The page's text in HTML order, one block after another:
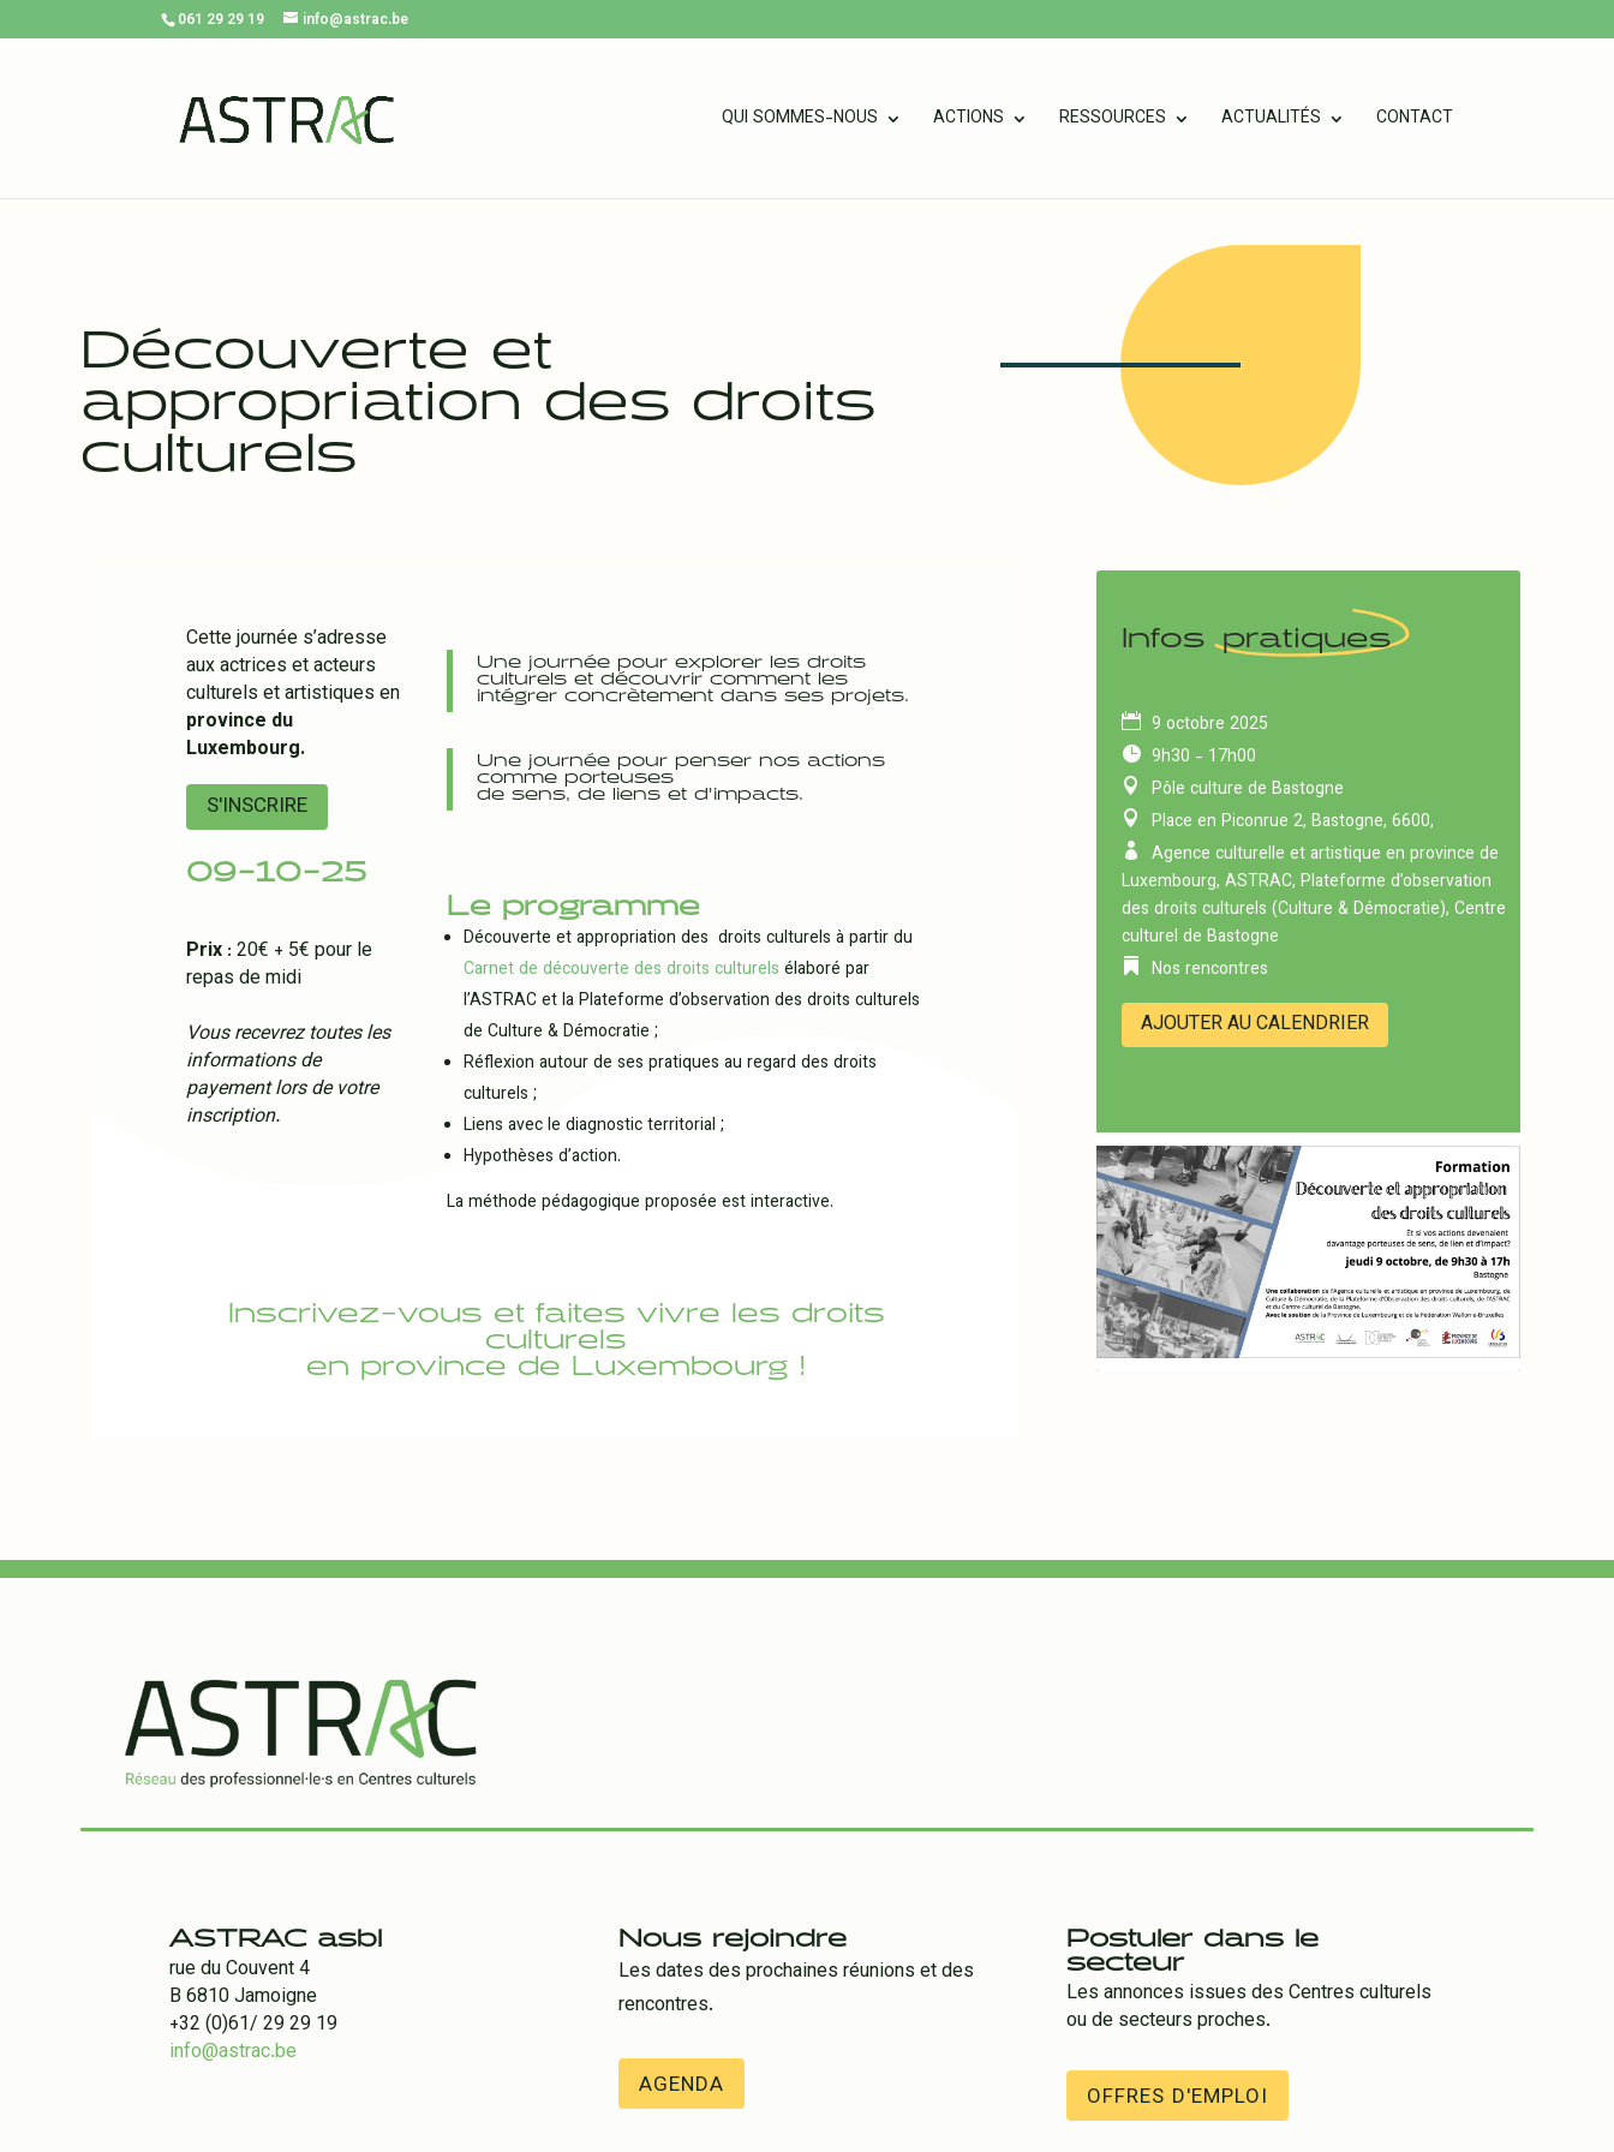
061 29 29 19 info@astrac.be
QUI SOMMES-NOUS ACTIONS RESSOURCES ACTUALITÉS CONTACT
Découverte et
appropriation des droits
culturels
Cette journée s’adresse
aux actrices et acteurs
culturels et artistiques en
province du
Luxembourg.
S'INSCRIRE
09-10-25
Prix : 20€ + 5€ pour le
repas de midi
Vous recevrez toutes les
informations de
payement lors de votre
inscription.
Une journée pour explorer les droits
culturels et découvrir comment les
intégrer concrètement dans ses projets.
Une journée pour penser nos actions
comme porteuses
de sens, de liens et d’impacts.
Le programme
Découverte et appropriation des droits culturels à partir du
Carnet de découverte des droits culturels élaboré par
l’ASTRAC et la Plateforme d’observation des droits culturels
de Culture & Démocratie ;
Réflexion autour de ses pratiques au regard des droits
culturels ;
Liens avec le diagnostic territorial ;
Hypothèses d’action.
La méthode pédagogique proposée est interactive.
Inscrivez-vous et faites vivre les droits
culturels
en province de Luxembourg !
Infos pratiques
9 octobre 2025
9h30 - 17h00
Pôle culture de Bastogne
Place en Piconrue 2, Bastogne, 6600,
Agence culturelle et artistique en province de
Luxembourg, ASTRAC, Plateforme d’observation
des droits culturels (Culture & Démocratie), Centre
culturel de Bastogne
Nos rencontres
AJOUTER AU CALENDRIER
ASTRAC asbl
rue du Couvent 4
B 6810 Jamoigne
+32 (0)61/ 29 29 19
info@astrac.be
Nous rejoindre
Les dates des prochaines réunions et des
rencontres.
AGENDA
Postuler dans le
secteur
Les annonces issues des Centres culturels
ou de secteurs proches.
OFFRES D'EMPLOI